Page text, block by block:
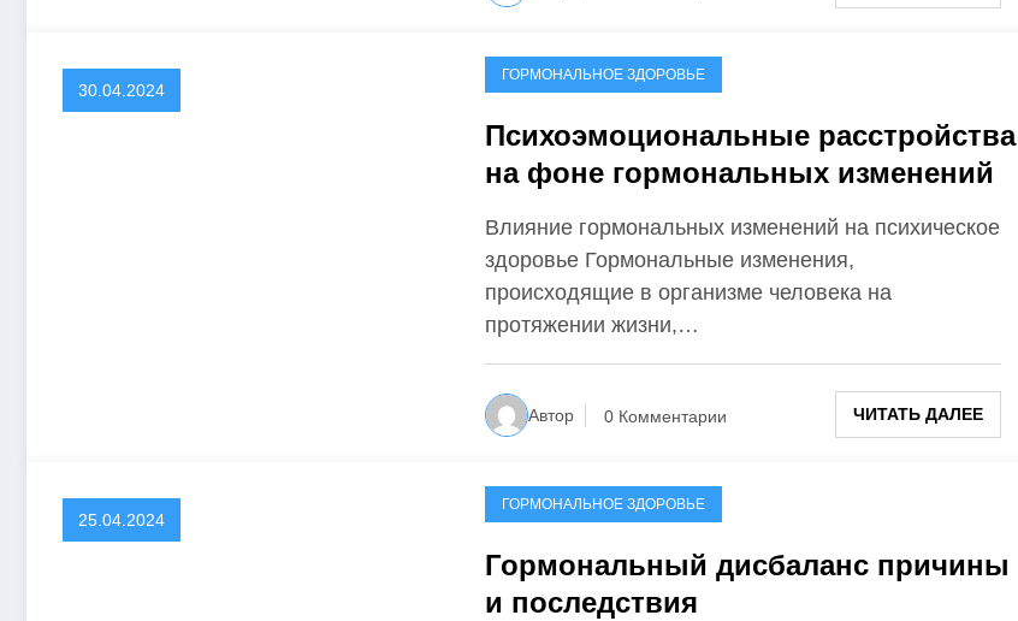
30.04.2024
ГОРМОНАЛЬНОЕ ЗДОРОВЬЕ
Психоэмоциональные расстройства
на фоне гормональных изменений
Влияние гормональных изменений на психическое
здоровье Гормональные изменения,
происходящие в организме человека на
протяжении жизни,…
Автор 0 Комментарии ЧИТАТЬ ДАЛЕЕ
25.04.2024
ГОРМОНАЛЬНОЕ ЗДОРОВЬЕ
Гормональный дисбаланс причины
и последствия